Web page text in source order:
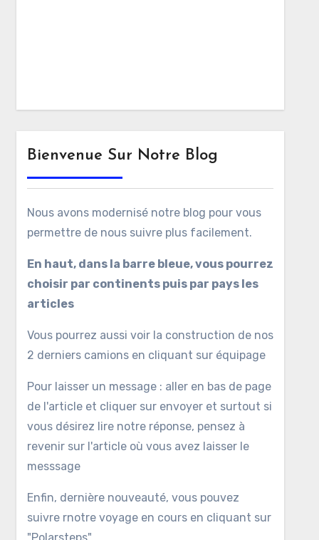
Bienvenue Sur Notre Blog
Nous avons modernisé notre blog pour vous
permettre de nous suivre plus facilement.
En haut, dans la barre bleue, vous pourrez
choisir par continents puis par pays les
articles
Vous pourrez aussi voir la construction de nos
2 derniers camions en cliquant sur équipage
Pour laisser un message : aller en bas de page
de l'article et cliquer sur envoyer et surtout si
vous désirez lire notre réponse, pensez à
revenir sur l'article où vous avez laisser le
messsage
Enfin, dernière nouveauté, vous pouvez
suivre rnotre voyage en cours en cliquant sur